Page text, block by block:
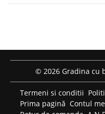
© 2026 Gradina cu
Termeni si conditii
Prima pagină Contul